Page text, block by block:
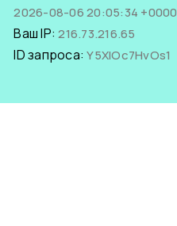
2026-08-06 20:05:34 +0000
Ваш IP:216.73.216.65
ID запроса:Y5XlOc7HvOs1